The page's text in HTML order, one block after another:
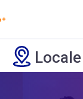
Locale